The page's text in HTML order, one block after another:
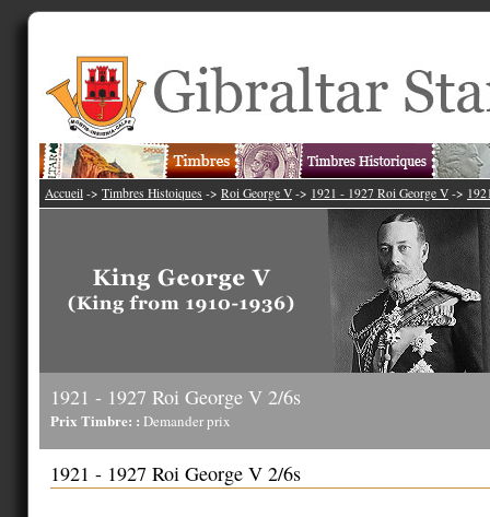
Accueil -> Timbres Histoiques -> Roi George V -> 1921 - 1927 Roi George V ->
1921 - 1927 Roi George V 2/6s
Prix Timbre: : Demander prix
1921 - 1927 Roi George V 2/6s